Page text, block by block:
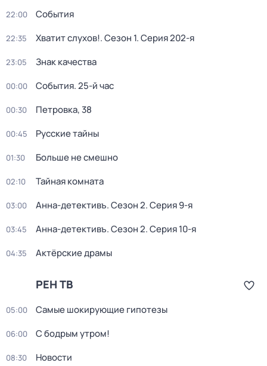
22:00 События
22:35 Хватит слухов!. Сезон 1. Серия 202-я
23:05 Знак качества
00:00 События. 25-й час
00:30 Петровка, 38
00:45 Русские тайны
01:30 Больше не смешно
02:10 Тайная комната
03:00 Анна-детективъ. Сезон 2. Серия 9-я
03:45 Анна-детективъ. Сезон 2. Серия 10-я
04:35 Актёрские драмы
РЕН ТВ
05:00 Самые шoкиpующие гипотезы
06:00 С бодрым утром!
08:30 Новости